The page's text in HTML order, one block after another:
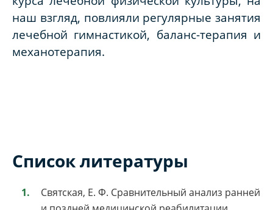
наш взгляд, повлияли регулярные занятия
лечебной гимнастикой, баланс-терапия и
механотерапия.
Список литературы
Святская, Е. Ф. Сравнительный анализ ранней